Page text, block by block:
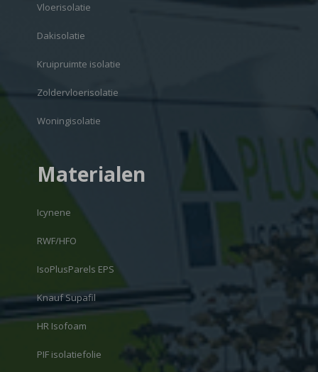
Vloerisolatie
Dakisolatie
Kruipruimte isolatie
Zoldervloerisolatie
Woningisolatie
Materialen
Icynene
RWF/HFO
IsoPlusParels EPS
Knauf Supafil
HR Isofoam
PIF isolatiefolie